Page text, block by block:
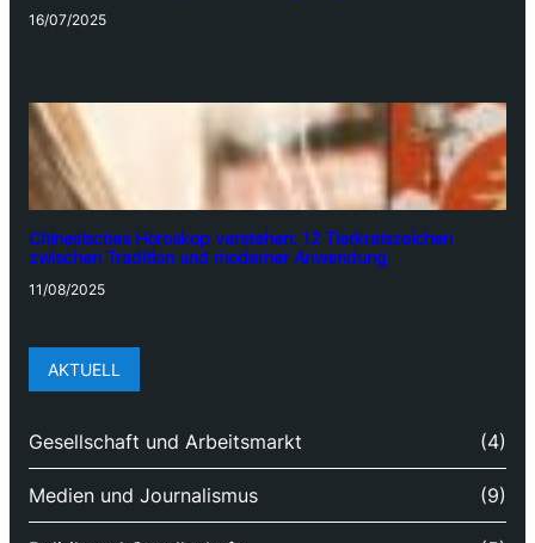
16/07/2025
Chinesisches Horoskop verstehen: 12 Tierkreiszeichen
zwischen Tradition und moderner Anwendung
11/08/2025
AKTUELL
Gesellschaft und Arbeitsmarkt (4)
Medien und Journalismus (9)